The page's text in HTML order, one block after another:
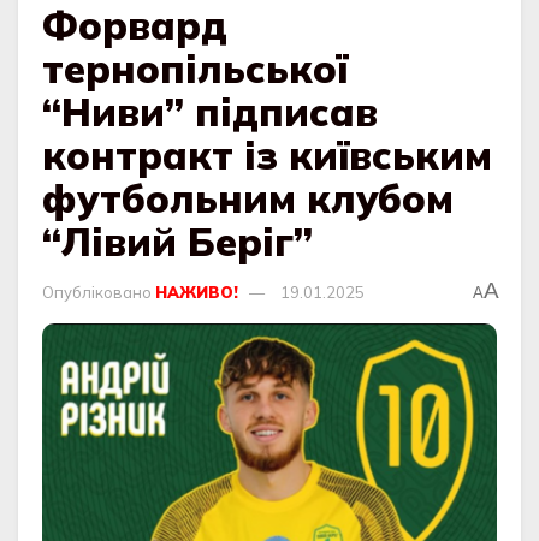
Форвард
тернопільської
“Ниви” підписав
контракт із київським
футбольним клубом
“Лівий Беріг”
Опубліковано НАЖИВО! 19.01.2025 AA